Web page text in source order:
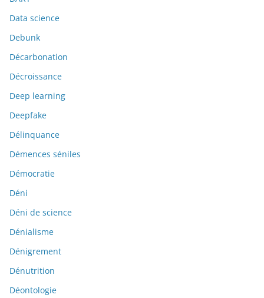
Data science
Debunk
Décarbonation
Décroissance
Deep learning
Deepfake
Délinquance
Démences séniles
Démocratie
Déni
Déni de science
Dénialisme
Dénigrement
Dénutrition
Déontologie